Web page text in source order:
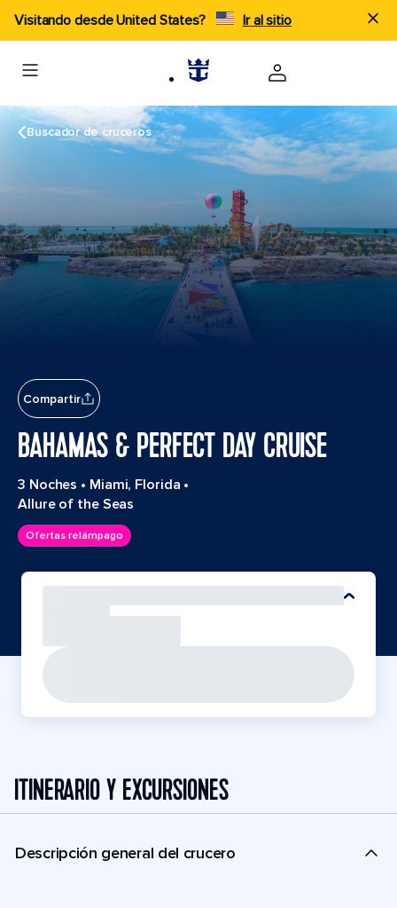
Visitando desde United States? Ir al sitio
Buscador de cruceros
Compartir
BAHAMAS & PERFECT DAY CRUISE
3 Noches • Miami, Florida •
Allure of the Seas
Ofertas relámpago
ITINERARIO Y EXCURSIONES
Descripción general del crucero